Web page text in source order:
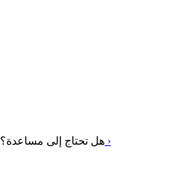
هل تحتاج إلى مساعدة؟ تعرف على طريقة العمل ›